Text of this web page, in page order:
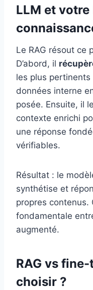
LLM et votre
Le RAG résout ce
D’abord, il
les plus
données interne
posée. Ensuite, il
contexte enrichi
une réponse
vérifiables.
Résultat : le
synthétise et
propres contenus.
fondamentale
augmenté.
RAG vs
choisir ?